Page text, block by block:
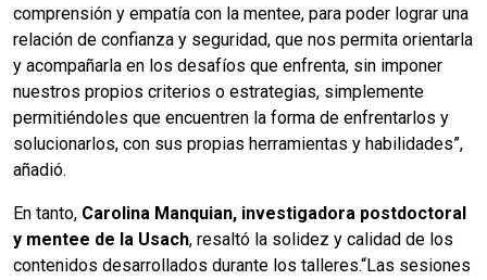
comprensión y empatía con la mentee, para poder lograr una
relación de confianza y seguridad, que nos permita orientarla
y acompañarla en los desafíos que enfrenta, sin imponer
nuestros propios criterios o estrategias, simplemente
permitiéndoles que encuentren la forma de enfrentarlos y
solucionarlos, con sus propias herramientas y habilidades”,
añadió.
En tanto, Carolina Manquian, investigadora postdoctoral
y mentee de la Usach, resaltó la solidez y calidad de los
contenidos desarrollados durante los talleres.“Las sesiones